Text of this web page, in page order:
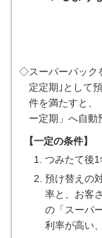
◇スーパーパック
定定期｣として
件を満たすと、
ー定期」へ自動
【一定の条件】
つみたて後1
預け替えの
率と、お客
の「スーパ
利率が高い